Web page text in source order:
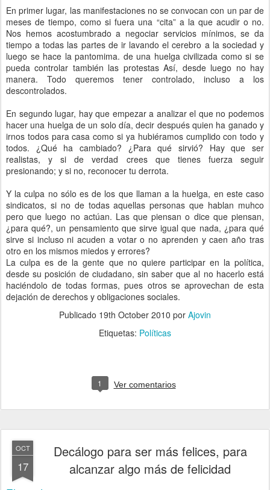
En primer lugar, las manifestaciones no se convocan con un par de
meses de tiempo, como si fuera una “cita” a la que acudir o no.
Nos hemos acostumbrado a negociar servicios mínimos, se da
tiempo a todas las partes de ir lavando el cerebro a la sociedad y
luego se hace la pantomima. de una huelga civilizada como si se
pueda controlar también las protestas Así, desde luego no hay
manera. Todo queremos tener controlado, incluso a los
descontrolados.
En segundo lugar, hay que empezar a analizar el que no podemos
hacer una huelga de un solo día, decir después quien ha ganado y
irnos todos para casa como si ya hubiéramos cumplido con todo y
todos. ¿Qué ha cambiado? ¿Para qué sirvió? Hay que ser
realistas, y si de verdad crees que tienes fuerza seguir
presionando; y si no, reconocer tu derrota.
Y la culpa no sólo es de los que llaman a la huelga, en este caso
sindicatos, si no de todas aquellas personas que hablan muhco
pero que luego no actúan. Las que piensan o dice que piensan,
¿para qué?, un pensamiento que sirve igual que nada, ¿para qué
sirve si incluso ni acuden a votar o no aprenden y caen año tras
otro en los mismos miedos y errores?
La culpa es de la gente que no quiere participar en la política,
desde su posición de ciudadano, sin saber que al no hacerlo está
haciéndolo de todas formas, pues otros se aprovechan de esta
dejación de derechos y obligaciones sociales.
Publicado 19th October 2010 por Ajovin
Etiquetas: Políticas
1 Ver comentarios
OCT
17
Decálogo para ser más felices, para
alcanzar algo más de felicidad